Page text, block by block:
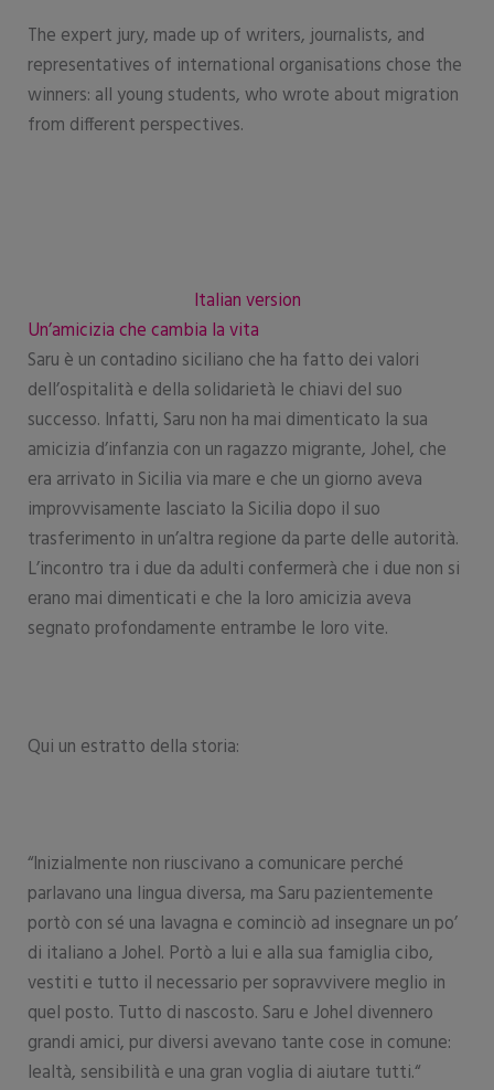
The expert jury, made up of writers, journalists, and
representatives of international organisations chose the
winners: all young students, who wrote about migration
from different perspectives.
Italian version
Un’amicizia che cambia la vita
Saru è un contadino siciliano che ha fatto dei valori
dell’ospitalità e della solidarietà le chiavi del suo
successo. Infatti, Saru non ha mai dimenticato la sua
amicizia d’infanzia con un ragazzo migrante, Johel, che
era arrivato in Sicilia via mare e che un giorno aveva
improvvisamente lasciato la Sicilia dopo il suo
trasferimento in un’altra regione da parte delle autorità.
L’incontro tra i due da adulti confermerà che i due non si
erano mai dimenticati e che la loro amicizia aveva
segnato profondamente entrambe le loro vite.
Qui un estratto della storia:
“Inizialmente non riuscivano a comunicare perché
parlavano una lingua diversa, ma Saru pazientemente
portò con sé una lavagna e cominciò ad insegnare un po’
di italiano a Johel. Portò a lui e alla sua famiglia cibo,
vestiti e tutto il necessario per sopravvivere meglio in
quel posto. Tutto di nascosto. Saru e Johel divennero
grandi amici, pur diversi avevano tante cose in comune:
lealtà, sensibilità e una gran voglia di aiutare tutti.“